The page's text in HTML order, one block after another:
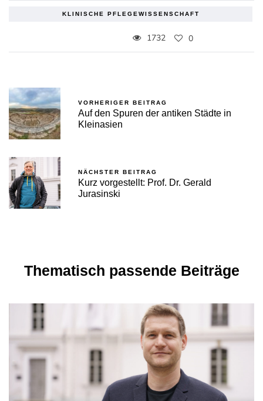
KLINISCHE PFLEGEWISSENSCHAFT
1732 0
VORHERIGER BEITRAG
Auf den Spuren der antiken Städte in
Kleinasien
NÄCHSTER BEITRAG
Kurz vorgestellt: Prof. Dr. Gerald
Jurasinski
Thematisch passende Beiträge